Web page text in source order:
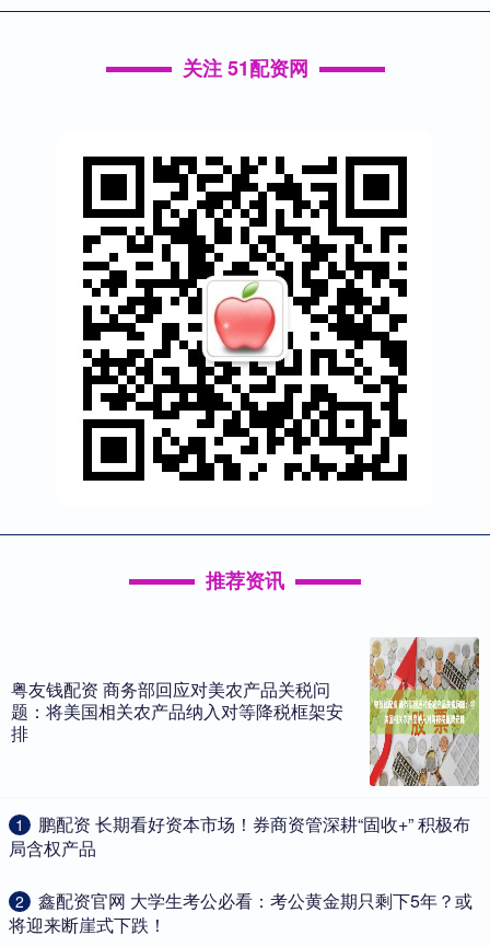
关注 51配资网
推荐资讯
粤友钱配资 商务部回应对美农产品关税问
题：将美国相关农产品纳入对等降税框架安
排
1
​鹏配资 长期看好资本市场！券商资管深耕“固收+” 积极布
局含权产品
2
​鑫配资官网 大学生考公必看：考公黄金期只剩下5年？或
将迎来断崖式下跌！